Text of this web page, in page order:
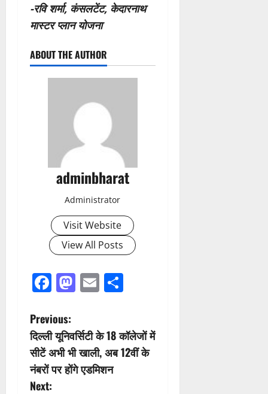
-रवि शर्मा, कंसलटेंट, केदारनाथ
मास्टर प्लान योजना
ABOUT THE AUTHOR
adminbharat
Administrator
Visit Website
View All Posts
Facebook
Mastodon
Email
P
o
s
Previous:
दिल्ली यूनिवर्सिटी के 18 कॉलेजों में
सीटें अभी भी खाली, अब 12वीं के
नंबरों पर होंगे एडमिशन
Next: